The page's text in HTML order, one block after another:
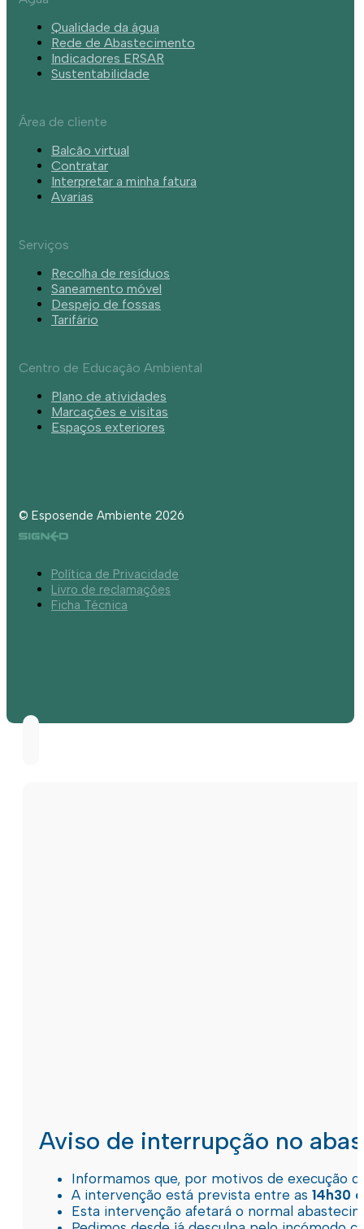
Qualidade da água
Rede de Abastecimento
Indicadores ERSAR
Sustentabilidade
Área de cliente
Balcão virtual
Contratar
Interpretar a minha fatura
Avarias
Serviços
Recolha de resíduos
Saneamento móvel
Despejo de fossas
Tarifário
Centro de Educação Ambiental
Plano de atividades
Marcações e visitas
Espaços exteriores
© Esposende Ambiente 2026
Política de Privacidade
Livro de reclamações
Ficha Técnica
Aviso de interrupção no
Informamos que, por motivos de execução
A intervenção está prevista entre as 14h30
Esta intervenção afetará o normal